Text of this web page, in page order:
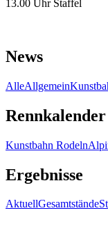
13.00 Uhr Staffel
News
AlleAllgemein
Rennkalender
Kunstbahn Rodeln
Ergebnisse
AktuellGesamtstände